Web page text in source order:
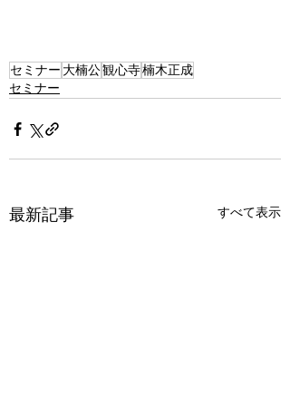
セミナー 大楠公観心寺楠木正成
セミナー
最新記事 すべて表示